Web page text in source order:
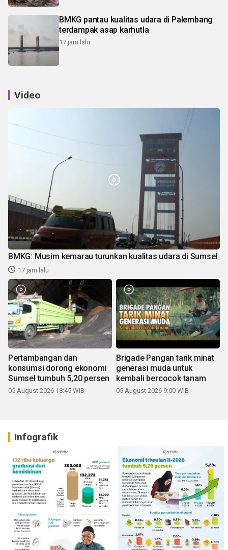
BMKG pantau kualitas udara di Palembang
terdampak asap karhutla
17 jam lalu
Video
BMKG: Musim kemarau turunkan kualitas udara di Sumsel
17 jam lalu
Pertambangan dan
konsumsi dorong ekonomi
Sumsel tumbuh 5,20 persen
05 August 2026 18:45 WIB
Brigade Pangan tarik minat
generasi muda untuk
kembali bercocok tanam
05 August 2026 9:00 WIB
Infografik